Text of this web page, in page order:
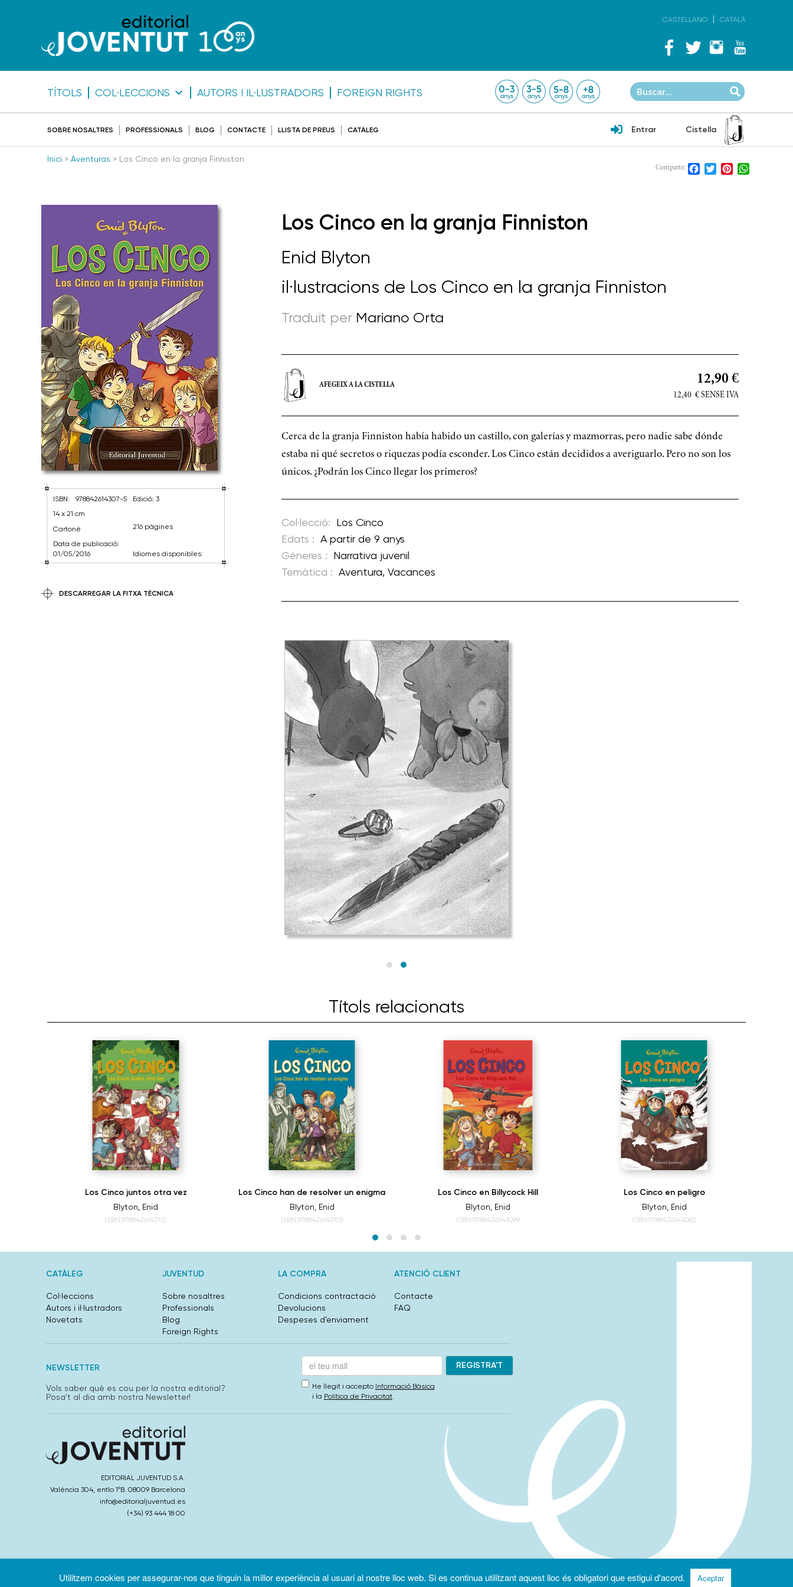
CASTELLANO CATALÀ
TÍTOLS COL·LECCIONS AUTORS I IL·LUSTRADORS FOREIGN RIGHTS
SOBRE NOSALTRES PROFESSIONALS BLOG CONTACTE LLISTA DE PREUS CATÀLEG Entrar Cistella
Inici > Aventuras > Los Cinco en la granja Finniston
Comparte: Facebook
TwitterPinterest
ISBN:
978842614307-5
14 x 21 cm
Cartoné
Data de publicació:
01/05/2016
Edició: 3
216 pàgines
Idiomes disponibles:
DESCARREGAR LA FITXA TÈCNICA
Los Cinco en la granja Finniston
Enid Blyton
il·lustracions de Los Cinco en la granja Finniston
Traduït per Mariano Orta
12,90 €
12,40 €SENSE IVA
AFEGEIX A LA CISTELLA
Cerca de la granja Finniston había habido un castillo, con galerías y mazmorras, pero nadie sabe dónde
estaba ni qué secretos o riquezas podía esconder. Los Cinco están decididos a averiguarlo. Pero no son los
únicos. ¿Podrán los Cinco llegar los primeros?
Col·lecció: Los Cinco
Edats : A partir de 9 anys
Gèneres : Narrativa juvenil
Temàtica : Aventura,Vacances
Títols relacionats
Los Cinco juntos otra vez
Blyton, Enid
ISBN:9788426143112
Los Cinco han de resolver un enigma
Blyton, Enid
ISBN:9788426143105
Los Cinco en Billycock Hill
Blyton, Enid
ISBN:9788426143099
Los Cinco en peligro
Blyton, Enid
ISBN:9788426143082
CATÀLEG
Col·leccions
Autors i il·lustradors
Novetats
JUVENTUD
Sobre nosaltres
Professionals
Blog
Foreign Rights
LA COMPRA
Condicions contractació
Devolucions
Despeses d’enviament
ATENCIÓ CLIENT
Contacte
FAQ
NEWSLETTER
Vols saber què es cou per la nostra editorial?
Posa't al dia amb nostra Newsletter!
He llegit i accepto Informació Bàsica
i la Política de Privacitat.
EDITORIAL JUVENTUD S.A.
València 304, entlo 1ºB. 08009 Barcelona
info@editorialjuventud.es
(+34) 93 444 18 00
Condicions d’ús Política de Privacitat Política de cookies
Utilitzem cookies per assegurar-nos que tinguin la millor experiència al usuari al nostre lloc web. Si es continua utilitzant aquest lloc és obligatori que estigui d'acord. Aceptar